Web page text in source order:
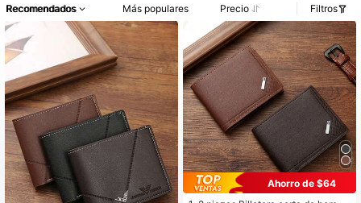
Recomendados Más populares Precio Filtros
Ahorro de $64